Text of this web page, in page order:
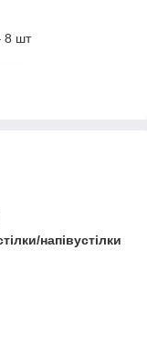
8 шт
напівустілки